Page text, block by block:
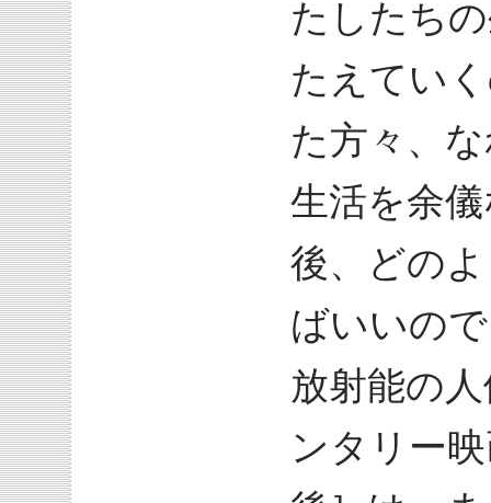
たしたち
たえてい
た方々、
生活を余
後、どの
ばいいの
放射能の
ンタリー